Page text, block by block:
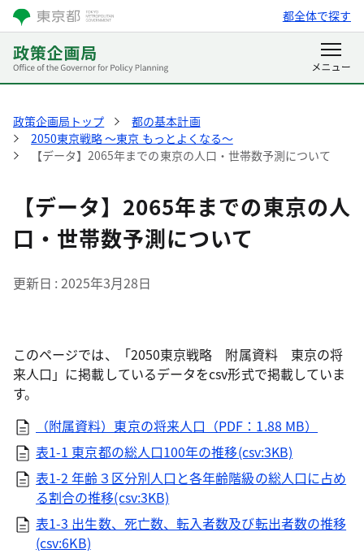
都全体で探す
政策企画局トップ
都の基本計画
2050東京戦略 ～東京 もっとよくなる～
【データ】2065年までの東京の人口・世帯数予測について
【データ】2065年までの東京の人
口・世帯数予測について
更新日 2025年3月28日
このページでは、「2050東京戦略 附属資料 東京の将
来人口」に掲載しているデータをcsv形式で掲載していま
す。
（附属資料）東京の将来人口（PDF：1.88 MB）
表1-1 東京都の総人口100年の推移(csv:3KB)
表1-2 年齢３区分別人口と各年齢階級の総人口に占め
る割合の推移(csv:3KB)
表1-3 出生数、死亡数、転入者数及び転出者数の推移
(csv:6KB)